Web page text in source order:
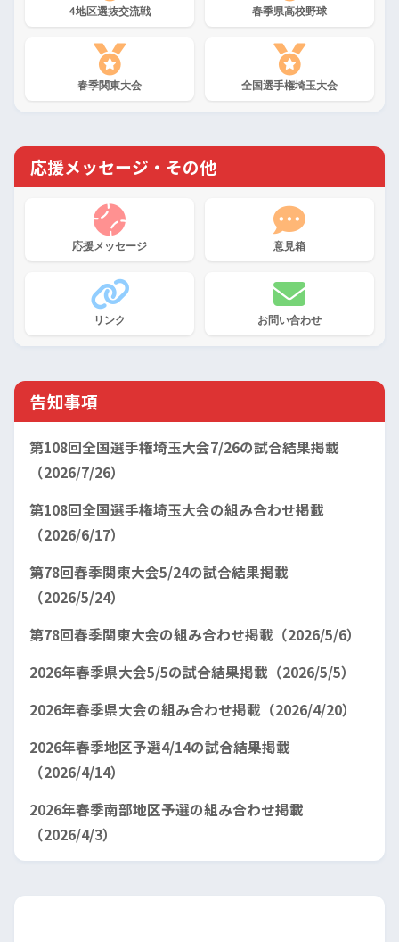
4地区選抜交流戦 春季県高校野球
春季関東大会 全国選手権埼玉大会
応援メッセージ・その他
応援メッセージ 意見箱
リンク お問い合わせ
告知事項
第108回全国選手権埼玉大会7/26の試合結果掲載
（2026/7/26）
第108回全国選手権埼玉大会の組み合わせ掲載
（2026/6/17）
第78回春季関東大会5/24の試合結果掲載
（2026/5/24）
第78回春季関東大会の組み合わせ掲載（2026/5/6）
2026年春季県大会5/5の試合結果掲載（2026/5/5）
2026年春季県大会の組み合わせ掲載（2026/4/20）
2026年春季地区予選4/14の試合結果掲載
（2026/4/14）
2026年春季南部地区予選の組み合わせ掲載
（2026/4/3）